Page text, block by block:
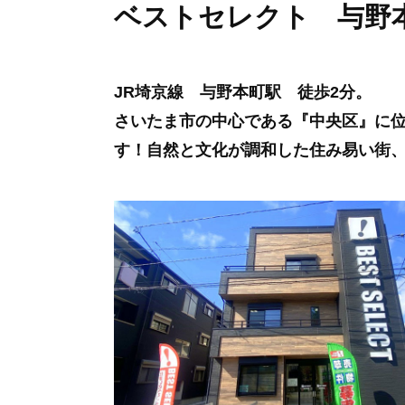
ベストセレクト 与野
JR埼京線 与野本町駅 徒歩2分。
さいたま市の中心である『中央区』に
す！自然と文化が調和した住み易い街